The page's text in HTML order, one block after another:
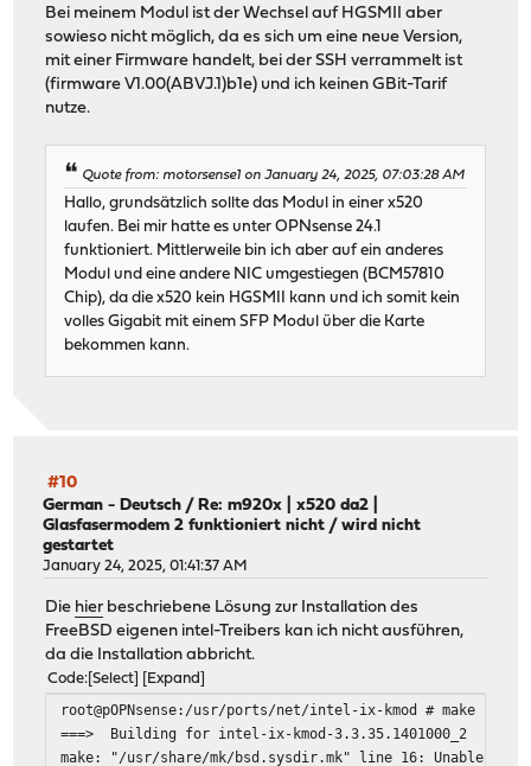
Bei meinem Modul ist der Wechsel auf HGSMII aber
sowieso nicht möglich, da es sich um eine neue Version,
mit einer Firmware handelt, bei der SSH verrammelt ist
(firmware V1.00(ABVJ.1)b1e) und ich keinen GBit-Tarif
nutze.
Quote from: motorsense1 on January 24, 2025, 07:03:28 AM
Hallo, grundsätzlich sollte das Modul in einer x520
laufen. Bei mir hatte es unter OPNsense 24.1
funktioniert. Mittlerweile bin ich aber auf ein anderes
Modul und eine andere NIC umgestiegen (BCM57810
Chip), da die x520 kein HGSMII kann und ich somit kein
volles Gigabit mit einem SFP Modul über die Karte
bekommen kann.
#10
German - Deutsch /Re: m920x | x520 da2 |
Glasfasermodem 2 funktioniert nicht / wird nicht
gestartet
January 24, 2025, 01:41:37 AM
Die hier beschriebene Lösung zur Installation des
FreeBSD eigenen intel-Treibers kan ich nicht ausführen,
da die Installation abbricht.
Code Select Expand
root@pOPNsense:/usr/ports/net/intel-ix-kmod # make
===> Building for intel-ix-kmod-3.3.35.1401000_2
make: "/usr/share/mk/bsd.sysdir.mk" line 16: Unable to